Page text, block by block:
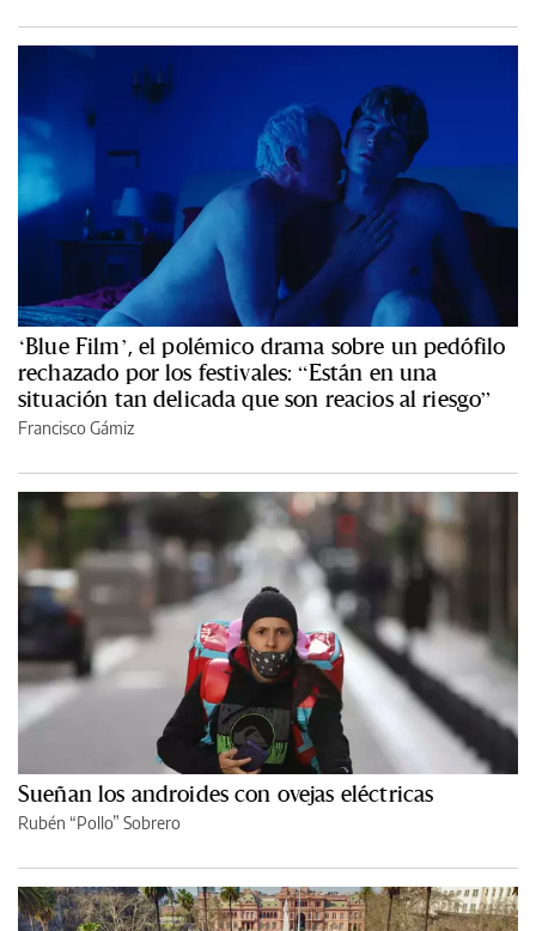
‘Blue Film’, el polémico drama sobre un pedófilo
rechazado por los festivales: “Están en una
situación tan delicada que son reacios al riesgo”
Francisco Gámiz
Sueñan los androides con ovejas eléctricas
Rubén “Pollo” Sobrero